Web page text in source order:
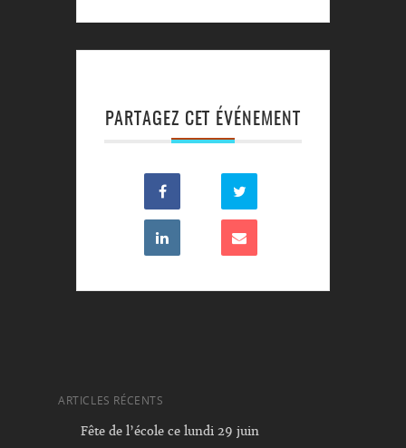
PARTAGEZ CET ÉVÉNEMENT
ARTICLES RÉCENTS
Fête de l’école ce lundi 29 juin